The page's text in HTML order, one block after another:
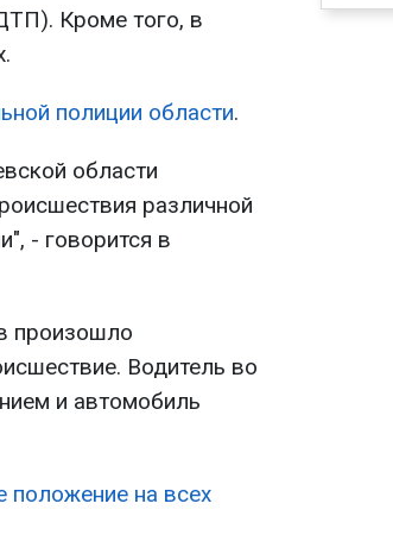
Кроме того, в
полиции области.
области
различной
- говорится в
произошло
Водитель во
и автомобиль
положение на всех